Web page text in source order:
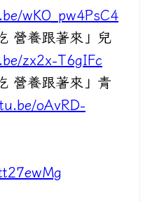
wKO_pw4PsC4
營養跟著來」兒
zx2x-T6gIFc
營養跟著來」青
oAvRD-